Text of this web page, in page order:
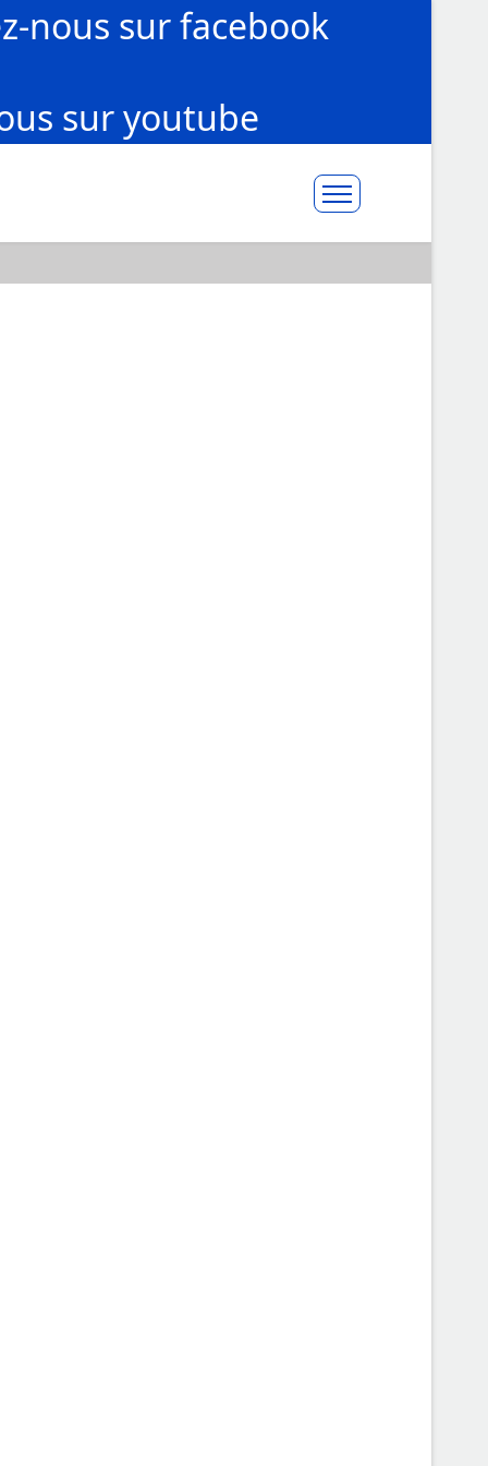
nous sur facebook
sur youtube